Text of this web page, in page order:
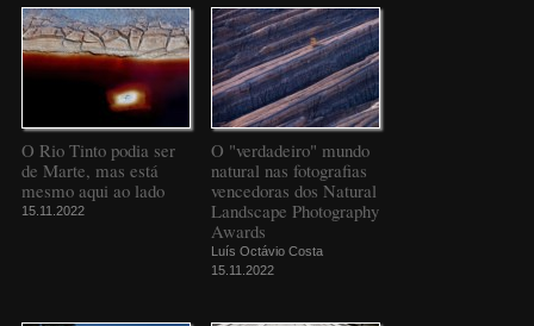
O Rio Tinto podia ser
de Marte, mas está
mesmo aqui ao lado
15.11.2022
O "verdadeiro" mundo
natural nas fotografias
vencedoras dos Natural
Landscape Photography
Awards
Luís Octávio Costa
15.11.2022